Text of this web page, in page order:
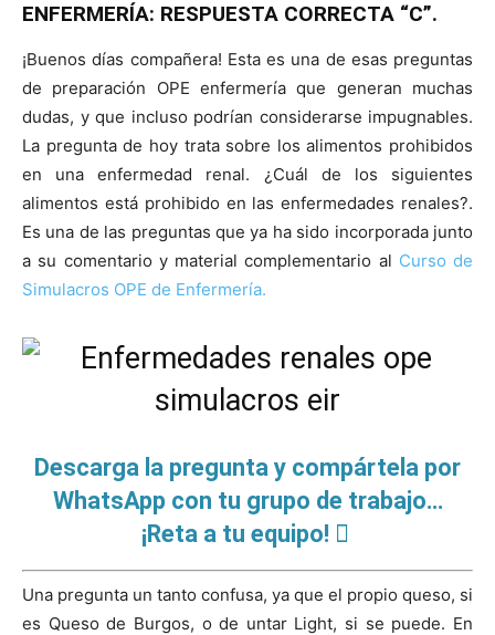
ENFERMERÍA: RESPUESTA CORRECTA “C”.
¡Buenos días compañera! Esta es una de esas preguntas
de preparación OPE enfermería que generan muchas
dudas, y que incluso podrían considerarse impugnables.
La pregunta de hoy trata sobre los alimentos prohibidos
en una enfermedad renal. ¿Cuál de los siguientes
alimentos está prohibido en las enfermedades renales?.
Es una de las preguntas que ya ha sido incorporada junto
a su comentario y material complementario al Curso de
Simulacros OPE de Enfermería.
Descarga la pregunta y compártela por
WhatsApp con tu grupo de trabajo…
¡Reta a tu equipo!
Una pregunta un tanto confusa, ya que el propio queso, si
es Queso de Burgos, o de untar Light, si se puede. En